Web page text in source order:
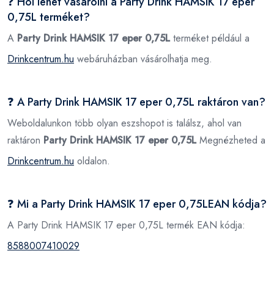
0,75L terméket?
A Party Drink HAMSIK 17 eper 0,75Lterméket például a
Drinkcentrum.hu webáruházban vásárolhatja meg.
❓ A Party Drink HAMSIK 17 eper 0,75L raktáron van?
Weboldalunkon több olyan eszshopot is találsz, ahol van
raktáron Party Drink HAMSIK 17 eper 0,75LMegnézheted a
Drinkcentrum.hu oldalon.
❓ Mi a Party Drink HAMSIK 17 eper 0,75LEAN kódja?
A Party Drink HAMSIK 17 eper 0,75L termék EAN kódja:
8588007410029